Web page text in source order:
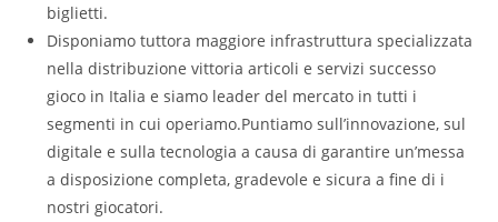
biglietti.
Disponiamo tuttora maggiore infrastruttura specializzata
nella distribuzione vittoria articoli e servizi successo
gioco in Italia e siamo leader del mercato in tutti i
segmenti in cui operiamo.Puntiamo sull’innovazione, sul
digitale e sulla tecnologia a causa di garantire un’messa
a disposizione completa, gradevole e sicura a fine di i
nostri giocatori.